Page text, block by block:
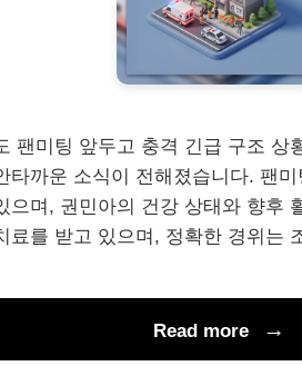
팬미팅 앞두고 충격 긴급 구조 상
타까운 소식이 전해졌습니다. 팬
으며, 권민아의 건강 상태와 향후
료를 받고 있으며, 정확한 경위는
Read more